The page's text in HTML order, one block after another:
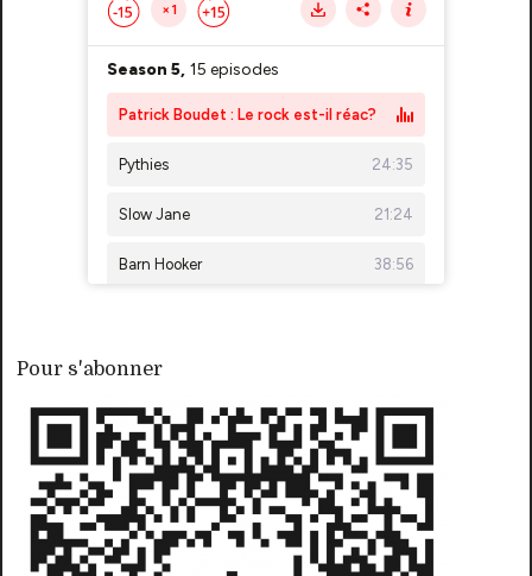
Pour s'abonner